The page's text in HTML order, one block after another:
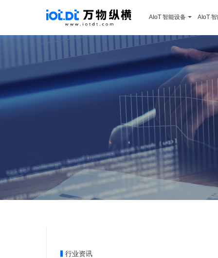
AIoT 智能设备 AIoT
行业资讯